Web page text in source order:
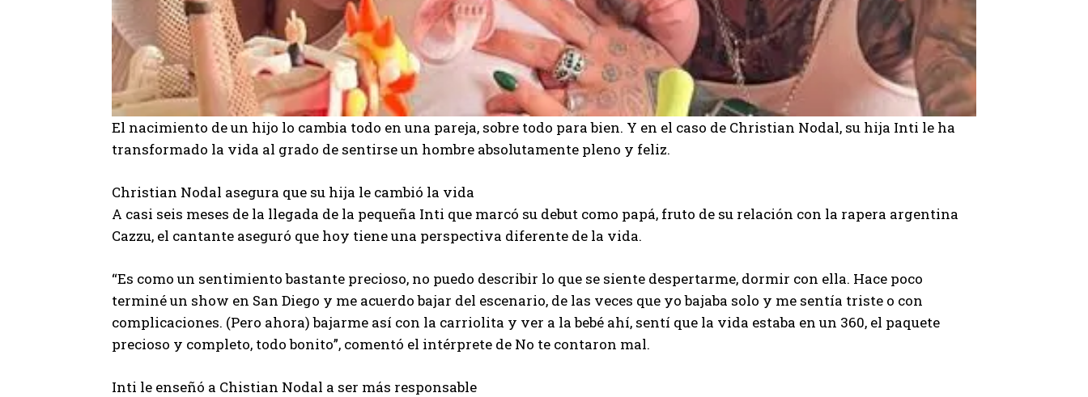
El nacimiento de un hijo lo cambia todo en una pareja, sobre todo para bien. Y en el caso de Christian Nodal, su hija Inti le ha
transformado la vida al grado de sentirse un hombre absolutamente pleno y feliz.
Christian Nodal asegura que su hija le cambió la vida
A casi seis meses de la llegada de la pequeña Inti que marcó su debut como papá, fruto de su relación con la rapera argentina
Cazzu, el cantante aseguró que hoy tiene una perspectiva diferente de la vida.
“Es como un sentimiento bastante precioso, no puedo describir lo que se siente despertarme, dormir con ella. Hace poco
terminé un show en San Diego y me acuerdo bajar del escenario, de las veces que yo bajaba solo y me sentía triste o con
complicaciones. (Pero ahora) bajarme así con la carriolita y ver a la bebé ahí, sentí que la vida estaba en un 360, el paquete
precioso y completo, todo bonito”, comentó el intérprete de No te contaron mal.
Inti le enseñó a Chistian Nodal a ser más responsable